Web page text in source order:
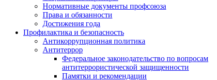
Нормативные документы профсоюза
Права и обязанности
Достижения года
Профилактика и безопасность
Антикоррупционная политика
Антитеррор
Федеральное законодательство по вопросам
антитеррористической защищенности
Памятки и рекомендации